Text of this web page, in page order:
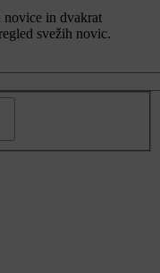
novice in dvakrat
svežih novic.